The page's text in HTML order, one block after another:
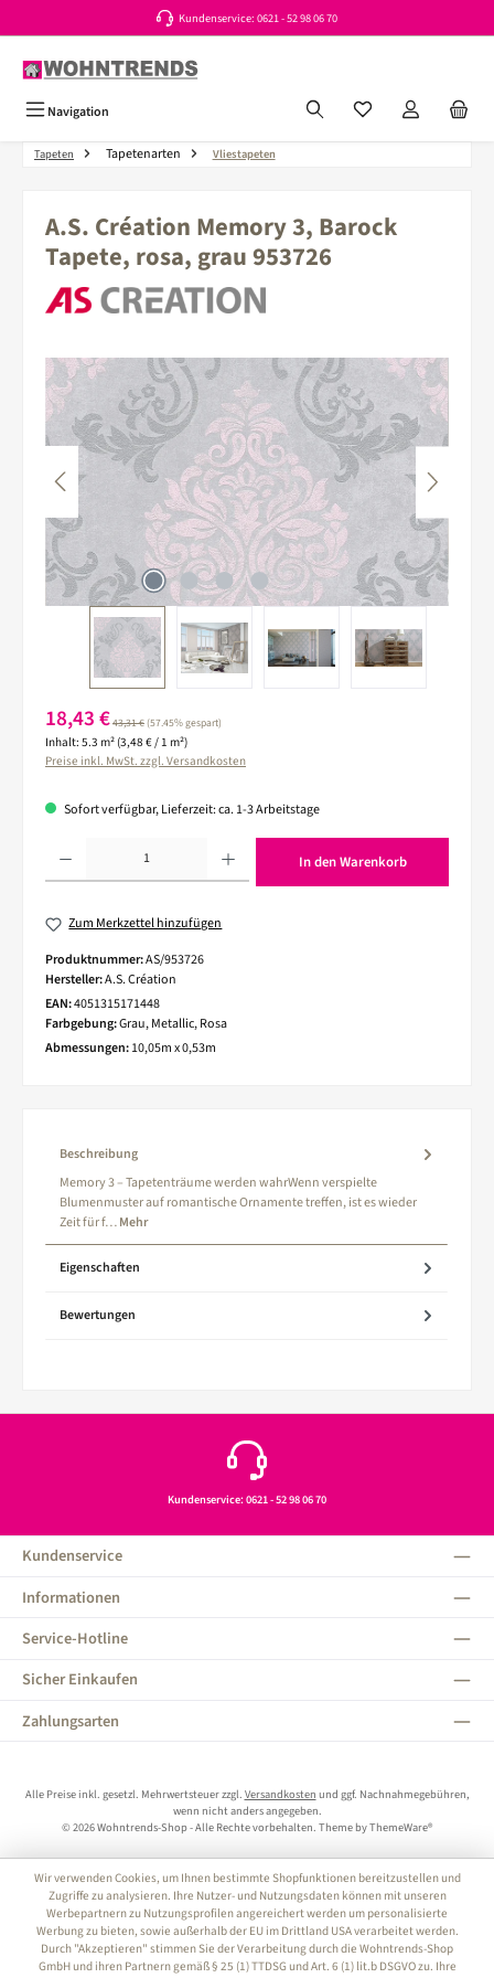
Kundenservice: 0621 - 52 98 06 70
Navigation Du hast 0 Produkte
Tapeten Tapetenarten Vliestapeten
A.S. Création Memory 3, Barock
Tapete, rosa, grau 953726
Bildergalerie überspringen
Verkaufspreis:
18,43 €Regulärer Preis:
43,31 €(57.45% gespart)
Inhalt: 5.3 m² (3,48 € / 1 m²)
Preise inkl. MwSt. zzgl. Versandkosten
Sofort verfügbar, Lieferzeit: ca. 1-3 Arbeitstage
In den Warenkorb
Zum Merkzettel hinzufügen
Produktnummer:AS/953726
Hersteller:A.S. Création
EAN:4051315171448
Farbgebung:Grau, Metallic, Rosa
Abmessungen:10,05m x 0,53m
Beschreibung
Memory 3 – Tapetenträume werden wahrWenn verspielte
Blumenmuster auf romantische Ornamente treffen, ist es wieder
Zeit für f…Mehr
Eigenschaften
Bewertungen
Kundenservice: 0621 - 52 98 06 70
Kundenservice
Informationen
Service-Hotline
Sicher Einkaufen
Zahlungsarten
Alle Preise inkl. gesetzl. Mehrwertsteuer zzgl. Versandkosten und ggf. Nachnahmegebühren,
wenn nicht anders angegeben.
© 2026 Wohntrends-Shop - Alle Rechte vorbehalten. Theme byThemeWare®
Wir verwenden Cookies, um Ihnen bestimmte Shopfunktionen bereitzustellen und
Zugriffe zu analysieren. Ihre Nutzer- und Nutzungsdaten können mit unseren
Werbepartnern zu Nutzungsprofilen angereichert werden um personalisierte
Werbung zu bieten, sowie außerhalb der EU im Drittland USA verarbeitet werden.
Durch "Akzeptieren" stimmen Sie der Verarbeitung durch die Wohntrends-Shop
GmbH und ihren Partnern gemäß § 25 (1) TTDSG und Art. 6 (1) lit.b DSGVO zu. Ihre